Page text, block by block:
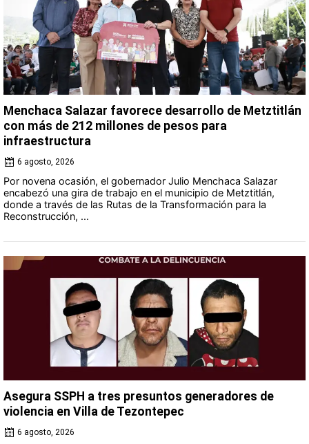
Menchaca Salazar favorece desarrollo de Metztitlán
con más de 212 millones de pesos para
infraestructura
6 agosto, 2026
Por novena ocasión, el gobernador Julio Menchaca Salazar
encabezó una gira de trabajo en el municipio de Metztitlán,
donde a través de las Rutas de la Transformación para la
Reconstrucción, ...
Asegura SSPH a tres presuntos generadores de
violencia en Villa de Tezontepec
6 agosto, 2026